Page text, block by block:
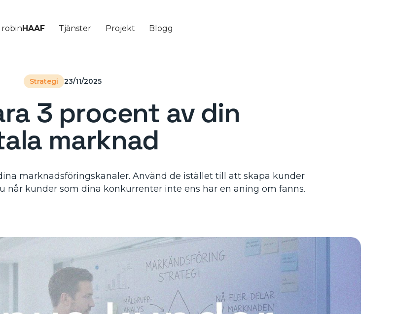
robinHAAF Tjänster Projekt Blogg
Strategi 23/11/2025
3 procent av din
marknad
marknadsföringskanaler. Använd de istället till att skapa kunder
når kunder som dina konkurrenter inte ens har en aning om fanns.